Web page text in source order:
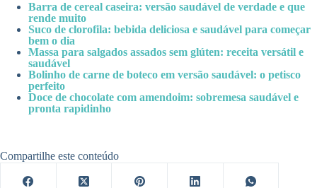
Barra de cereal caseira: versão saudável de verdade e que
rende muito
Suco de clorofila: bebida deliciosa e saudável para começar
bem o dia
Massa para salgados assados sem glúten: receita versátil e
saudável
Bolinho de carne de boteco em versão saudável: o petisco
perfeito
Doce de chocolate com amendoim: sobremesa saudável e
pronta rapidinho
Compartilhe este conteúdo